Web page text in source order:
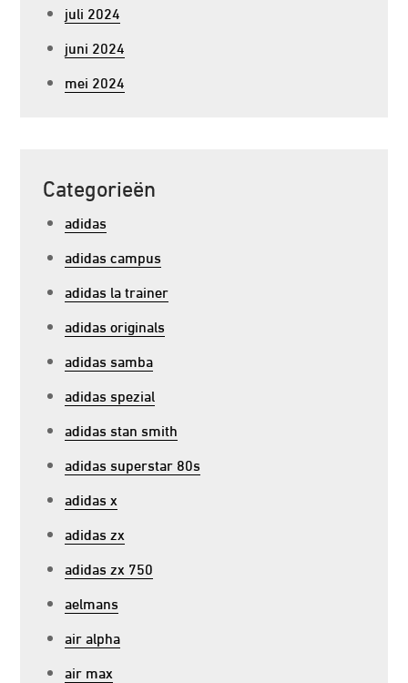
juli 2024
juni 2024
mei 2024
Categorieën
adidas
adidas campus
adidas la trainer
adidas originals
adidas samba
adidas spezial
adidas stan smith
adidas superstar 80s
adidas x
adidas zx
adidas zx 750
aelmans
air alpha
air max